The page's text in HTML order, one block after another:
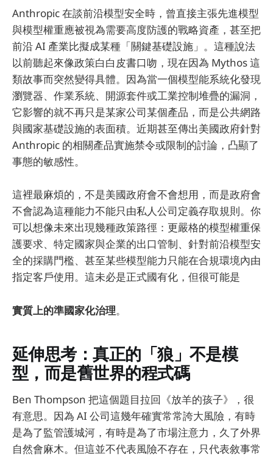
Anthropic 在談前沿模型安全時，曾直接主張先進模型
與模型權重應被視為需要高度防護的戰略資產，甚至把
前沿 AI 產業比擬成某種「關鍵基礎設施」。這種說法
以前聽起來像政策白白皮書口吻，現在因為 Mythos 這
類故事而突然變得具體。因為當一個模型能系統化發現
瀏覽器、作業系統、開源套件或工業控制堆疊的漏洞，
它影響的就不再只是某家公司某個產品，而是公共網路
與國家基礎設施的表面積。近期甚至傳出美國政府針對
Anthropic 的相關產品實施禁令或限制的討論，凸顯了
事態的敏感性。
這裡最麻煩的，不是美國政府會不會想用，而是政府會
不會認為這種能力不能只由私人公司定義存取規則。你
可以想像未來出現幾種政策路徑：更嚴格的模型權重保
護要求、特定國家與企業的出口管制、針對前沿模型安
全的採購門檻、甚至某些模型能力只能在合規環境內由
指定客戶使用。這未必是正式國有化，但很可能是
實質上的準國家化治理。
延伸思考：真正的「狼」不是模
型，而是舊世界的程式碼
Ben Thompson 把這個題目拉回《放羊的孩子》，很
有意思。因為 AI 公司這幾年確實常常誇大風險，有時
是為了監管護城河，有時是為了市場注意力，久了外界
自然會麻木。但這並不代表風險不存在，只代表敘事常